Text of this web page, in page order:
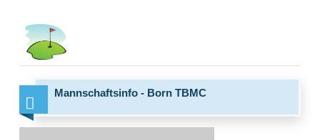
Mannschaftsinfo - Born TBMC